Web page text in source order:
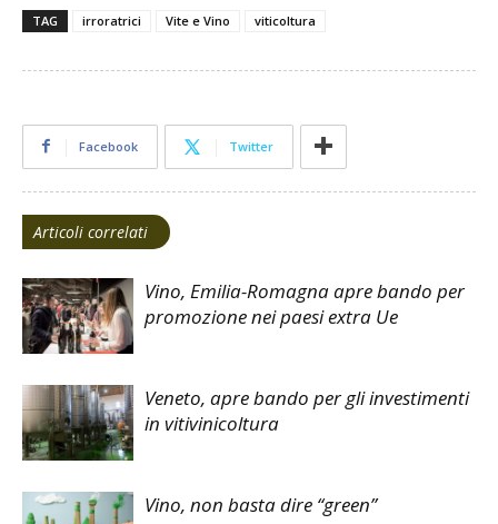
TAG irroratrici Vite e Vino viticoltura
Facebook Twitter
Articoli correlati
Vino, Emilia-Romagna apre bando per
promozione nei paesi extra Ue
Veneto, apre bando per gli investimenti
in vitivinicoltura
Vino, non basta dire “green”